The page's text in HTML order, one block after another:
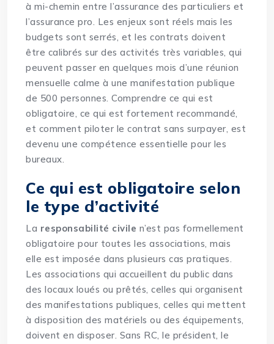
à mi-chemin entre l’assurance des particuliers et
l’assurance pro. Les enjeux sont réels mais les
budgets sont serrés, et les contrats doivent
être calibrés sur des activités très variables, qui
peuvent passer en quelques mois d’une réunion
mensuelle calme à une manifestation publique
de 500 personnes. Comprendre ce qui est
obligatoire, ce qui est fortement recommandé,
et comment piloter le contrat sans surpayer, est
devenu une compétence essentielle pour les
bureaux.
Ce qui est obligatoire selon
le type d’activité
La responsabilité civile n’est pas formellement
obligatoire pour toutes les associations, mais
elle est imposée dans plusieurs cas pratiques.
Les associations qui accueillent du public dans
deslocaux loués ou prêtés, celles qui organisent
desmanifestations publiques, celles qui mettent
à disposition des matériels ou des équipements,
doivent en disposer. Sans RC, le président, le